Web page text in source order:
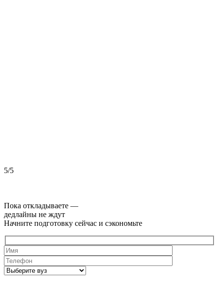
5/5
Пока откладываете —
дедлайны не ждут
Начните подготовку сейчас и сэкономьте